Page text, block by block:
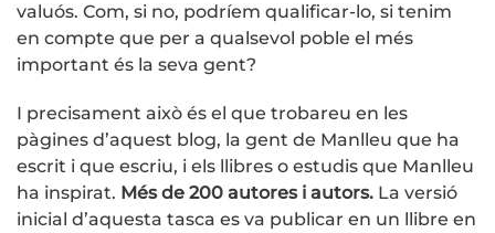
valuós. Com, si no, podríem qualificar-lo, si tenim
en compte que per a qualsevol poble el més
important és la seva gent?
I precisament això és el que trobareu en les
pàgines d’aquest blog, la gent de Manlleu que ha
escrit i que escriu, i els llibres o estudis que Manlleu
ha inspirat. Més de 200 autores i autors. La versió
inicial d’aquesta tasca es va publicar en un llibre en